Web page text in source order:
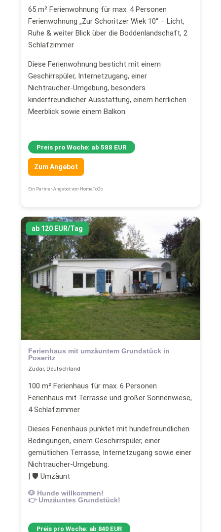
65 m² Ferienwohnung für max. 4 Personen
Ferienwohnung „Zur Schoritzer Wiek 10“ – Licht,
Ruhe & weiter Blick über die Boddenlandschaft, 2
Schlafzimmer
Diese Ferienwohnung besticht mit einem
Geschirrspüler, Internetzugang, einer
Nichtraucher-Umgebung, besonders
kinderfreundlicher Ausstattung, einem herrlichen
Meerblick sowie einem Balkon.
Preis pro Woche: ab 588 EUR
Zum Angebot
Ein Partner-Angebot von HomeToGo
ab 120 EUR/Tag
Ferienhaus mit umzäuntem Grundstück in
Poseritz
Zudar, Deutschland
100 m² Ferienhaus für max. 6 Personen
Ferienhaus mit Terrasse und großer Sonnenwiese,
4 Schlafzimmer
Dieses Ferienhaus punktet mit hundefreundlichen
Bedingungen, einem Geschirrspüler, einer
gemütlichen Terrasse, Internetzugang sowie einer
Nichtraucher-Umgebung.
| 🛡 Umzäunt
🐶 Hunde willkommen!
👉 Umzäuntes Grundstück!
Preis pro Woche: ab 840 EUR